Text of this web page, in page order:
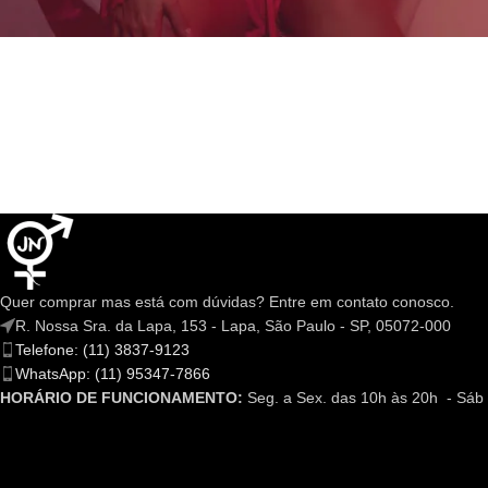
Quer comprar mas está com dúvidas? Entre em contato conosco.
R. Nossa Sra. da Lapa, 153 - Lapa, São Paulo - SP, 05072-000
Telefone: (11) 3837-9123
WhatsApp: (11) 95347-7866
HORÁRIO DE FUNCIONAMENTO: Seg. a Sex. das 10h às 20h - Sáb